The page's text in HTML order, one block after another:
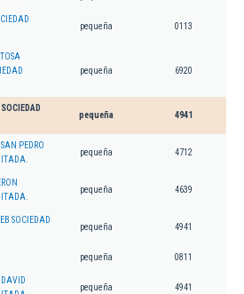
pequeña 0113
pequeña 6920
pequeña 4941
PEDRO
pequeña 4712
pequeña 4639
SOCIEDAD
pequeña 4941
pequeña 0811
DAVID
pequeña 4941